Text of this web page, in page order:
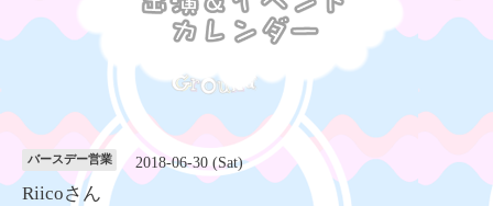
バースデー営業 2018-06-30 (Sat)
Riicoさん